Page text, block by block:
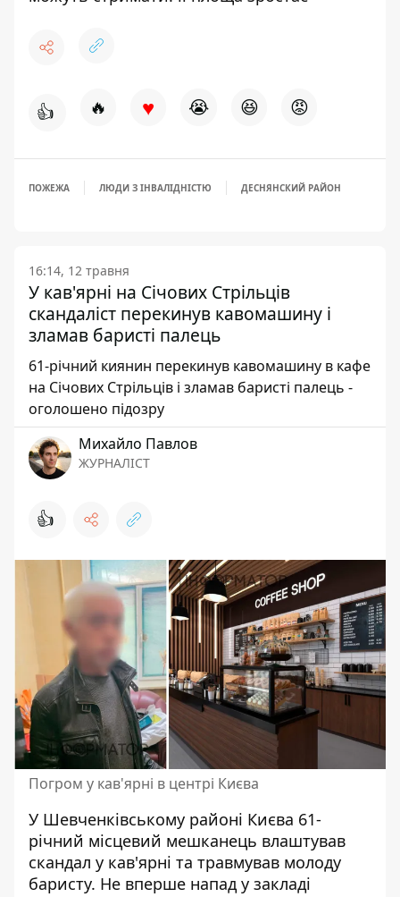
👍 🔥 ♥ 😭 😆 😡
ПОЖЕЖА ЛЮДИ З ІНВАЛІДНІСТЮ ДЕСНЯНСКИЙ РАЙОН
16:14, 12 травня
У кав'ярні на Січових Стрільців
скандаліст перекинув кавомашину і
зламав баристі палець
61-річний киянин перекинув кавомашину в кафе
на Січових Стрільців і зламав баристі палець -
оголошено підозру
Михайло Павлов
ЖУРНАЛІСТ
👍
Погром у кав'ярні в центрі Києва
У Шевченківському районі Києва 61-
річний місцевий мешканець влаштував
скандал у кав'ярні та травмував молоду
баристу. Не вперше напад у закладі